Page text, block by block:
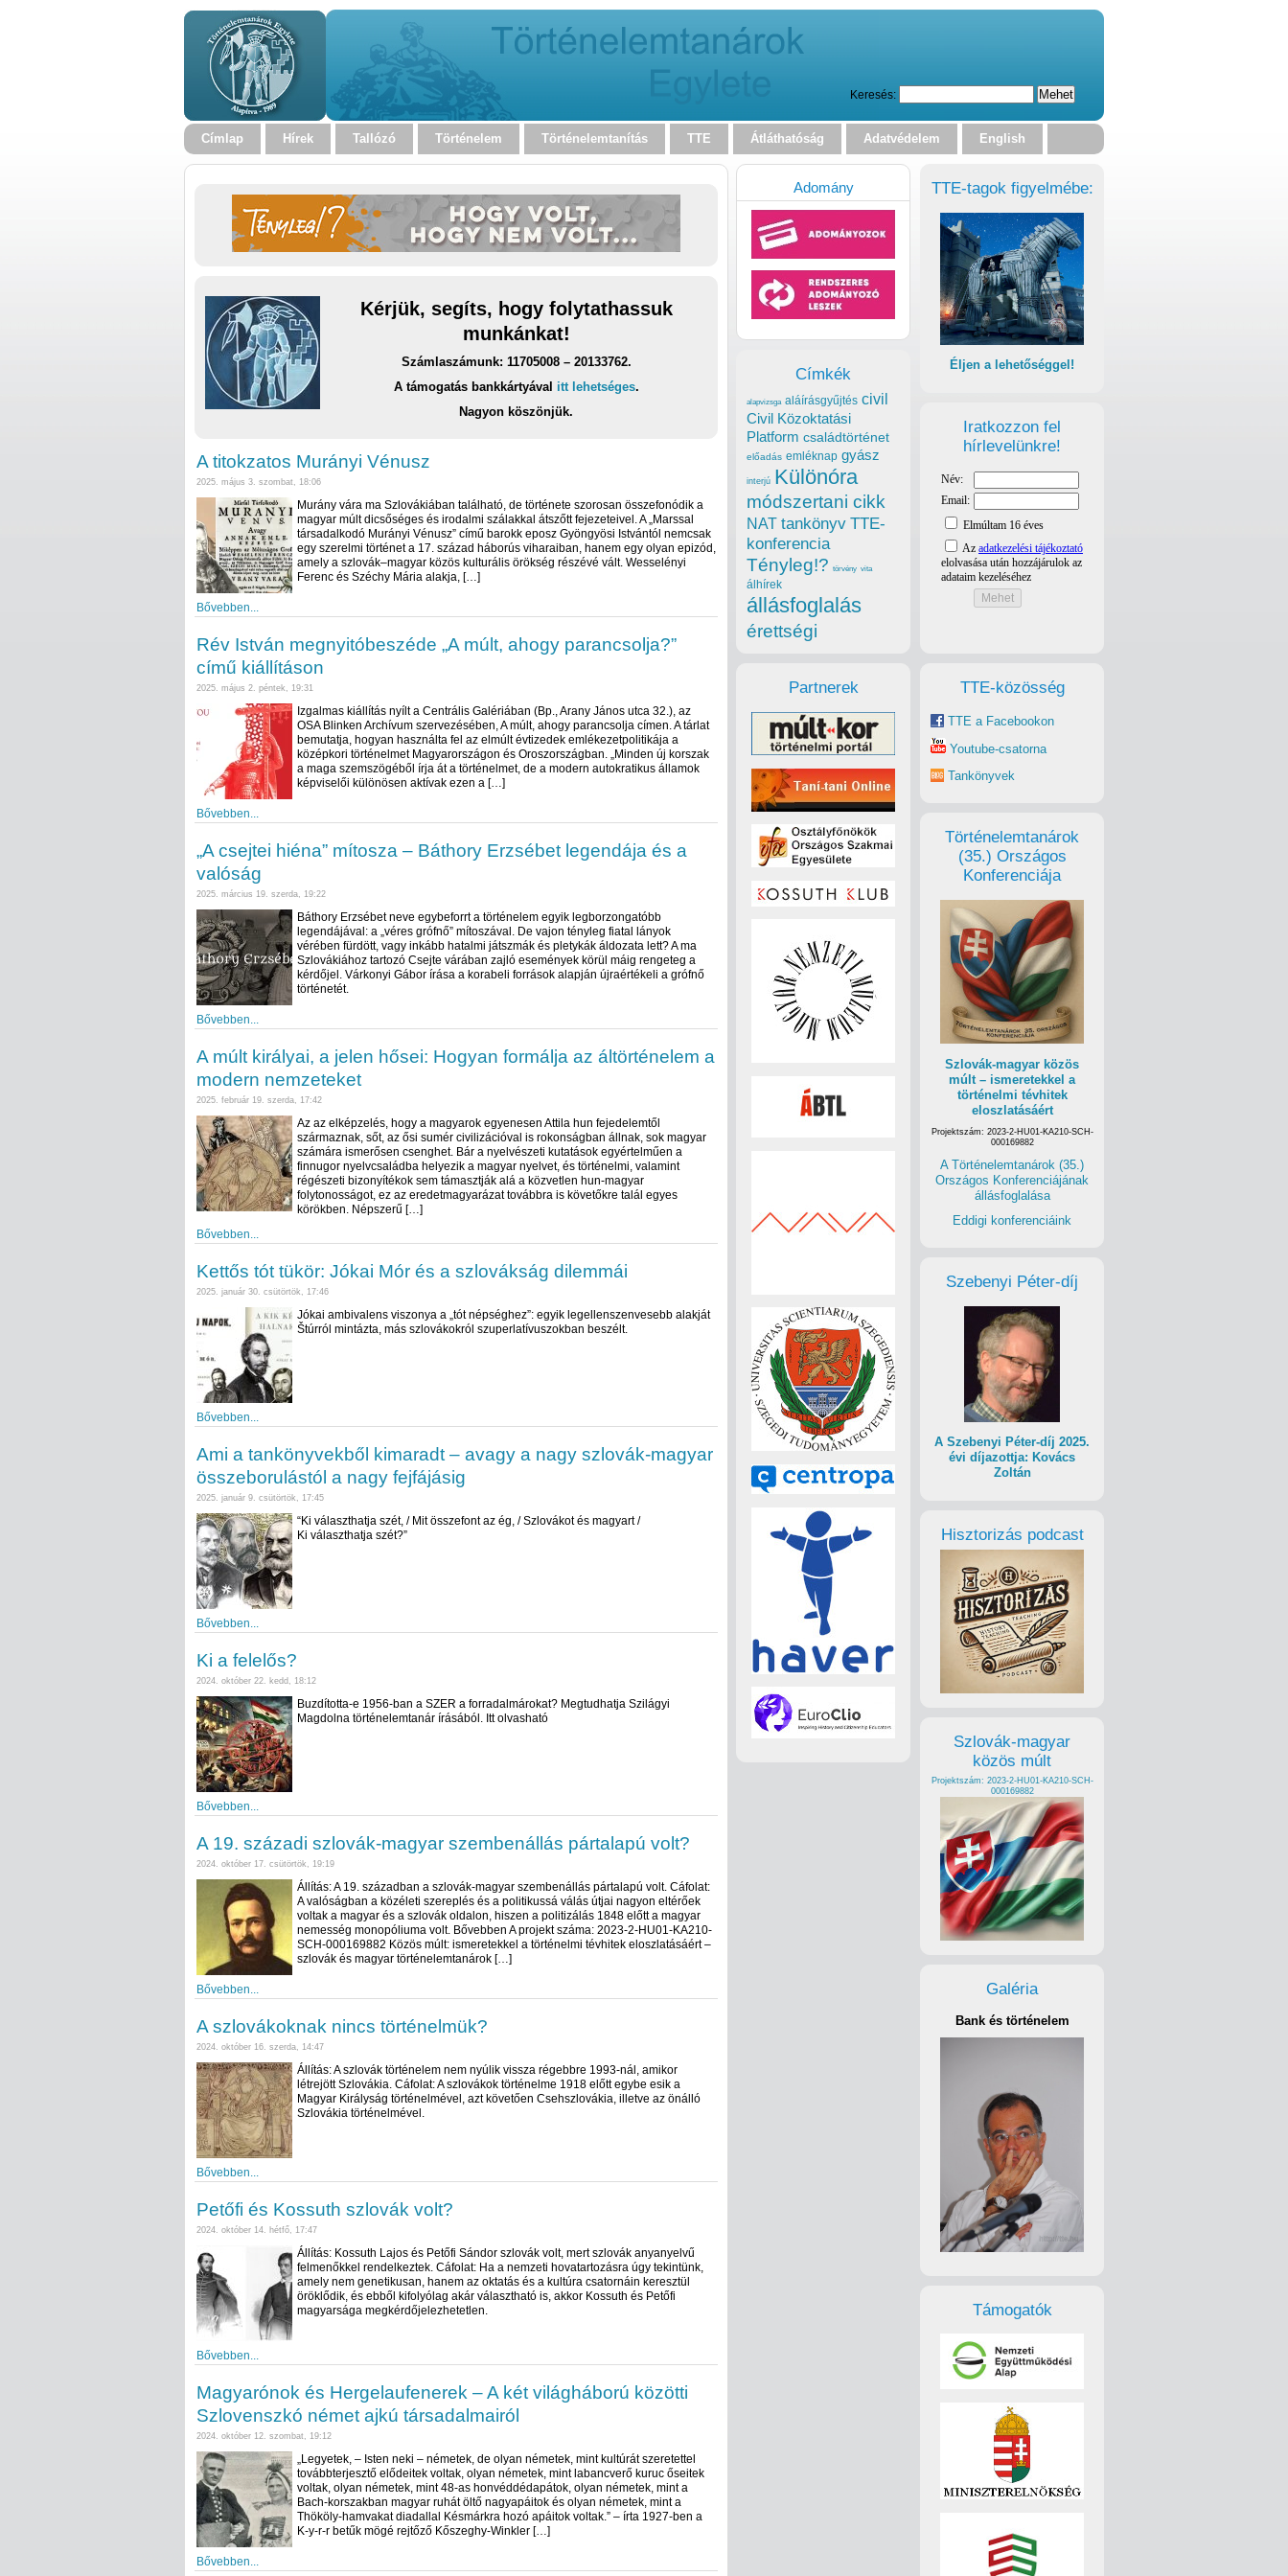
Keresés:
Címlap Hírek Tallózó Történelem Történelemtanítás TTE Átláthatóság Adatvédelem English
Kérjük, segíts, hogy folytathassuk
munkánkat!
Számlaszámunk: 11705008 – 20133762.
A támogatás bankkártyával itt lehetséges.
Nagyon köszönjük.
A titokzatos Murányi Vénusz
2025. május 3. szombat, 18:06
Murány vára ma Szlovákiában található, de története szorosan összefonódik a
magyar múlt dicsőséges és irodalmi szálakkal átszőtt fejezeteivel. A „Marssal
társadalkodó Murányi Vénusz” című barokk eposz Gyöngyösi Istvántól nemcsak
egy szerelmi történet a 17. század háborús viharaiban, hanem egy olyan epizód,
amely a szlovák–magyar közös kulturális örökség részévé vált. Wesselényi
Ferenc és Széchy Mária alakja, […]
Bővebben...
Rév István megnyitóbeszéde „A múlt, ahogy parancsolja?”
című kiállításon
2025. május 2. péntek, 19:31
Izgalmas kiállítás nyílt a Centrális Galériában (Bp., Arany János utca 32.), az
OSA Blinken Archívum szervezésében, A múlt, ahogy parancsolja címen. A tárlat
bemutatja, hogyan használta fel az elmúlt évtizedek emlékezetpolitikája a
középkori történelmet Magyarországon és Oroszországban. „Minden új korszak
a maga szemszögéből írja át a történelmet, de a modern autokratikus államok
képviselői különösen aktívak ezen a […]
Bővebben...
„A csejtei hiéna” mítosza – Báthory Erzsébet legendája és a
valóság
2025. március 19. szerda, 19:22
Báthory Erzsébet neve egybeforrt a történelem egyik legborzongatóbb
legendájával: a „véres grófnő” mítoszával. De vajon tényleg fiatal lányok
vérében fürdött, vagy inkább hatalmi játszmák és pletykák áldozata lett? A ma
Szlovákiához tartozó Csejte várában zajló események körül máig rengeteg a
kérdőjel. Várkonyi Gábor írása a korabeli források alapján újraértékeli a grófnő
történetét.
Bővebben...
A múlt királyai, a jelen hősei: Hogyan formálja az áltörténelem a
modern nemzeteket
2025. február 19. szerda, 17:42
Az az elképzelés, hogy a magyarok egyenesen Attila hun fejedelemtől
származnak, sőt, az ősi sumér civilizációval is rokonságban állnak, sok magyar
számára ismerősen csenghet. Bár a nyelvészeti kutatások egyértelműen a
finnugor nyelvcsaládba helyezik a magyar nyelvet, és történelmi, valamint
régészeti bizonyítékok sem támasztják alá a közvetlen hun-magyar
folytonosságot, ez az eredetmagyarázat továbbra is követőkre talál egyes
körökben. Népszerű […]
Bővebben...
Kettős tót tükör: Jókai Mór és a szlovákság dilemmái
2025. január 30. csütörtök, 17:46
Jókai ambivalens viszonya a „tót népséghez”: egyik legellenszenvesebb alakját
Štúrról mintázta, más szlovákokról szuperlatívuszokban beszélt.
Bővebben...
Ami a tankönyvekből kimaradt – avagy a nagy szlovák-magyar
összeborulástól a nagy fejfájásig
2025. január 9. csütörtök, 17:45
“Ki választhatja szét, / Mit összefont az ég, / Szlovákot és magyart /
Ki választhatja szét?”
Bővebben...
Ki a felelős?
2024. október 22. kedd, 18:12
Buzdította-e 1956-ban a SZER a forradalmárokat? Megtudhatja Szilágyi
Magdolna történelemtanár írásából. Itt olvasható
Bővebben...
A 19. századi szlovák-magyar szembenállás pártalapú volt?
2024. október 17. csütörtök, 19:19
Állítás: A 19. században a szlovák-magyar szembenállás pártalapú volt. Cáfolat:
A valóságban a közéleti szereplés és a politikussá válás útjai nagyon eltérőek
voltak a magyar és a szlovák oldalon, hiszen a politizálás 1848 előtt a magyar
nemesség monopóliuma volt. Bővebben A projekt száma: 2023-2-HU01-KA210-
SCH-000169882 Közös múlt: ismeretekkel a történelmi tévhitek eloszlatásáért –
szlovák és magyar történelemtanárok […]
Bővebben...
A szlovákoknak nincs történelmük?
2024. október 16. szerda, 14:47
Állítás: A szlovák történelem nem nyúlik vissza régebbre 1993-nál, amikor
létrejött Szlovákia. Cáfolat: A szlovákok történelme 1918 előtt egybe esik a
Magyar Királyság történelmével, azt követően Csehszlovákia, illetve az önálló
Szlovákia történelmével.
Bővebben...
Petőfi és Kossuth szlovák volt?
2024. október 14. hétfő, 17:47
Állítás: Kossuth Lajos és Petőfi Sándor szlovák volt, mert szlovák anyanyelvű
felmenőkkel rendelkeztek. Cáfolat: Ha a nemzeti hovatartozásra úgy tekintünk,
amely nem genetikusan, hanem az oktatás és a kultúra csatornáin keresztül
öröklődik, és ebből kifolyólag akár választható is, akkor Kossuth és Petőfi
magyarsága megkérdőjelezhetetlen.
Bővebben...
Magyarónok és Hergelaufenerek – A két világháború közötti
Szlovenszkó német ajkú társadalmairól
2024. október 12. szombat, 19:12
„Legyetek, – Isten neki – németek, de olyan németek, mint kultúrát szeretettel
továbbterjesztő elődeitek voltak, olyan németek, mint labancverő kuruc őseitek
voltak, olyan németek, mint 48-as honvéddédapátok, olyan németek, mint a
Bach-korszakban magyar ruhát öltő nagyapáitok és olyan németek, mint a
Thököly-hamvakat diadallal Késmárkra hozó apáitok voltak.” – írta 1927-ben a
K-y-r-r betűk mögé rejtőző Kőszeghy-Winkler […]
Bővebben...
TTE-tagok figyelmébe:
Éljen a lehetőséggel!
Iratkozzon fel
hírlevelünkre!
TTE-közösség
TTE a Facebookon
Youtube-csatorna
Tankönyvek
Történelemtanárok
(35.) Országos
Konferenciája
Szlovák-magyar közös
múlt – ismeretekkel a
történelmi tévhitek
eloszlatásáért
Projektszám: 2023-2-HU01-KA210-SCH-
000169882
A Történelemtanárok (35.)
Országos Konferenciájának
állásfoglalása
Eddigi konferenciáink
Szebenyi Péter-díj
A Szebenyi Péter-díj 2025.
évi díjazottja: Kovács
Zoltán
Hisztorizás podcast
Szlovák-magyar
közös múlt
Projektszám: 2023-2-HU01-KA210-SCH-
000169882
Galéria
Bank és történelem
Támogatók
Adomány
Címkék
alapvizsga aláírásgyűjtés civil
Civil Közoktatási
Platform családtörténet
előadás emléknap gyász
interjú Különóra
módszertani cikk
NAT tankönyv TTE-
konferencia
Tényleg!? törvény vita
álhírek
állásfoglalás
érettségi
Partnerek